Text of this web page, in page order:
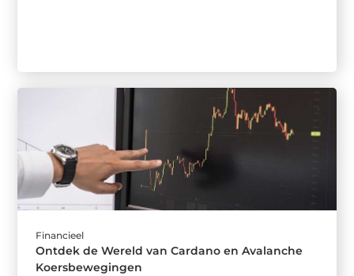
Financieel
Ontdek de Wereld van Cardano en Avalanche
Koersbewegingen